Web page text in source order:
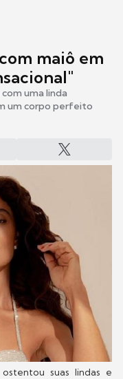
maiô em
uma linda
um corpo perfeito
ostentou suas lindas e